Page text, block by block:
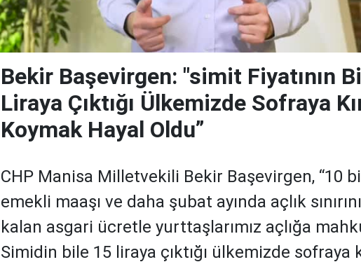
Bekir Başevirgen: "simit Fiyatının
Liraya Çıktığı Ülkemizde Sofraya
Koymak Hayal Oldu”
CHP Manisa Milletvekili Bekir Başevirgen, “10
emekli maaşı ve daha şubat ayında açlık
kalan asgari ücretle yurttaşlarımız açlığa
Simidin bile 15 liraya çıktığı ülkemizde sofraya